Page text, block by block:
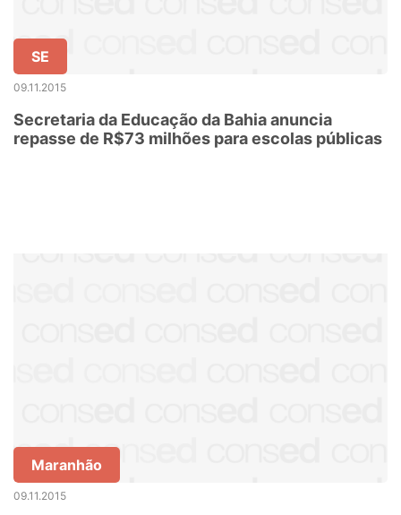
SE
09.11.2015
Secretaria da Educação da Bahia anuncia
repasse de R$73 milhões para escolas públicas
Maranhão
09.11.2015